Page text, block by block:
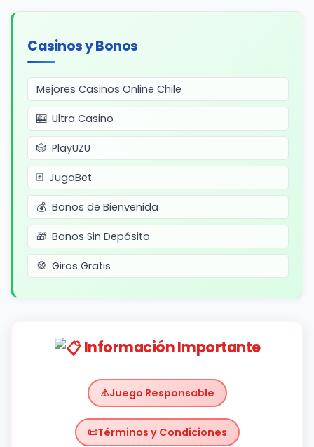
Casinos y Bonos
Mejores Casinos Online Chile
Ultra Casino
PlayUZU
JugaBet
Bonos de Bienvenida
Bonos Sin Depósito
Giros Gratis
Información Importante
Juego Responsable
Términos y Condiciones